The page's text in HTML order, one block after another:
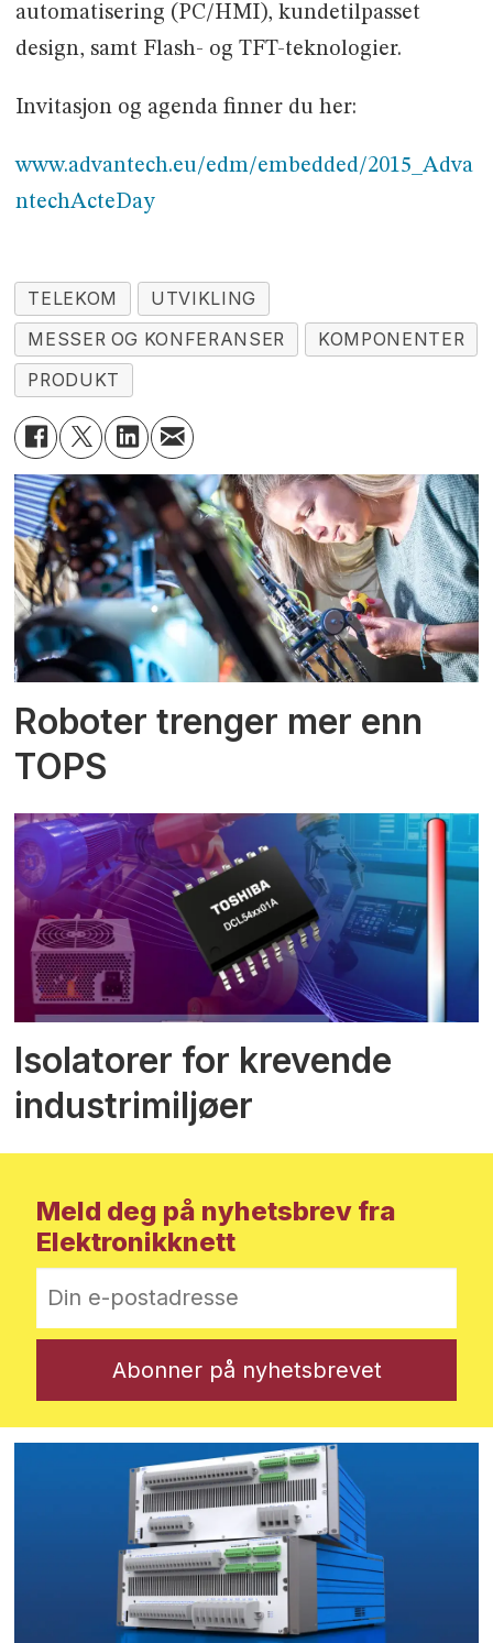
automatisering (PC/HMI), kundetilpasset
design, samt Flash- og TFT-teknologier.
Invitasjon og agenda finner du her:
www.advantech.eu/edm/embedded/2015_Adva
ntechActeDay
TELEKOM
UTVIKLING
MESSER OG KONFERANSER
KOMPONENTER
PRODUKT
Roboter trenger mer enn
TOPS
Isolatorer for krevende
industrimiljøer
Meld deg på nyhetsbrev fra
Elektronikknett